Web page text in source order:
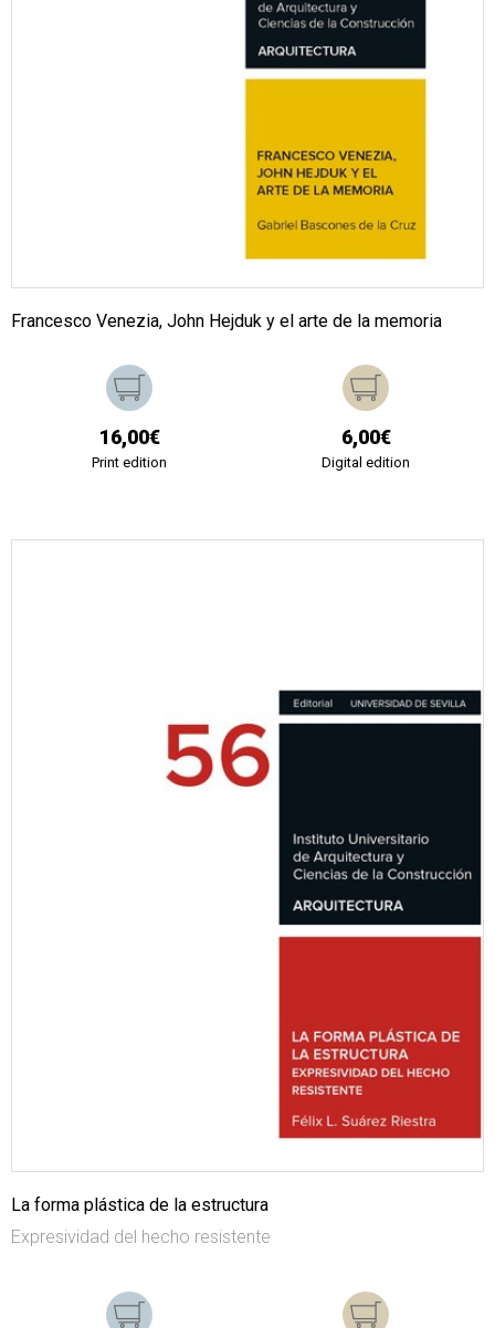
Francesco Venezia, John Hejduk y el arte de la memoria
16,00€
Print edition
6,00€
Digital edition
La forma plástica de la estructura
Expresividad del hecho resistente